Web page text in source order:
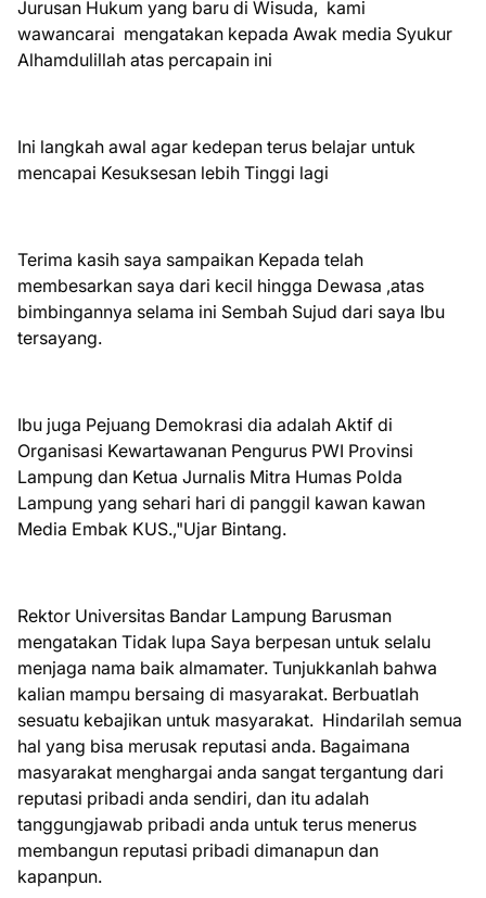
Jurusan Hukum yang baru di Wisuda, kami
wawancarai mengatakan kepada Awak media Syukur
Alhamdulillah atas percapain ini
Ini langkah awal agar kedepan terus belajar untuk
mencapai Kesuksesan lebih Tinggi lagi
Terima kasih saya sampaikan Kepada telah
membesarkan saya dari kecil hingga Dewasa ,atas
bimbingannya selama ini Sembah Sujud dari saya Ibu
tersayang.
Ibu juga Pejuang Demokrasi dia adalah Aktif di
Organisasi Kewartawanan Pengurus PWI Provinsi
Lampung dan Ketua Jurnalis Mitra Humas Polda
Lampung yang sehari hari di panggil kawan kawan
Media Embak KUS.,"Ujar Bintang.
Rektor Universitas Bandar Lampung Barusman
mengatakan Tidak lupa Saya berpesan untuk selalu
menjaga nama baik almamater. Tunjukkanlah bahwa
kalian mampu bersaing di masyarakat. Berbuatlah
sesuatu kebajikan untuk masyarakat. Hindarilah semua
hal yang bisa merusak reputasi anda. Bagaimana
masyarakat menghargai anda sangat tergantung dari
reputasi pribadi anda sendiri, dan itu adalah
tanggungjawab pribadi anda untuk terus menerus
membangun reputasi pribadi dimanapun dan
kapanpun.